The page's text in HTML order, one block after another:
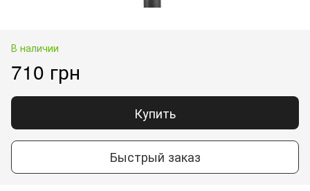
В наличии
710 грн
Купить
Быстрый заказ